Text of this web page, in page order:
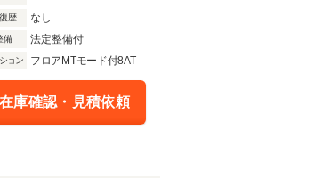
歴 なし
備 法定整備付
ョン フロアMTモード付8AT
在庫確認・見積依頼